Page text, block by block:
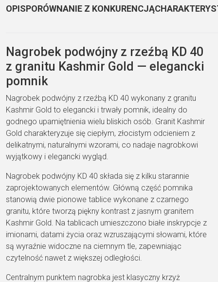
OPISPORÓWNANIE Z KONKURENCJĄ
Nagrobek podwójny z rzeźbą KD 40
z granitu Kashmir Gold — elegancki
pomnik
Nagrobek podwójny z rzeźbą KD 40 wykonany z granitu
Kashmir Gold to elegancki i trwały pomnik, idealny do
godnego upamiętnienia wielu bliskich osób. Granit Kashmir
Gold charakteryzuje się ciepłym, złocistym odcieniem z
delikatnymi, naturalnymi wzorami, co nadaje nagrobkowi
wyjątkowy i elegancki wygląd.
Nagrobek podwójny KD 40 składa się z kilku starannie
zaprojektowanych elementów. Główną część pomnika
stanowią dwie pionowe tablice wykonane z czarnego
granitu, które tworzą piękny kontrast z jasnym granitem
Kashmir Gold. Na tablicach umieszczono białe inskrypcje z
imionami, datami życia oraz wzruszającymi słowami, które
są wyraźnie widoczne na ciemnym tle, zapewniając
czytelność nawet z większej odległości.
Centralnym punktem nagrobka jest klasyczny krzyż